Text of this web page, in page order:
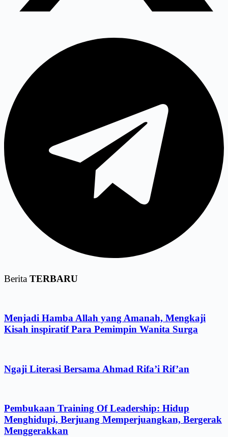
Berita TERBARU
Menjadi Hamba Allah yang Amanah, Mengkaji
Kisah inspiratif Para Pemimpin Wanita Surga
Ngaji Literasi Bersama Ahmad Rifa’i Rif’an
Pembukaan Training Of Leadership: Hidup
Menghidupi, Berjuang Memperjuangkan, Bergerak
Menggerakkan